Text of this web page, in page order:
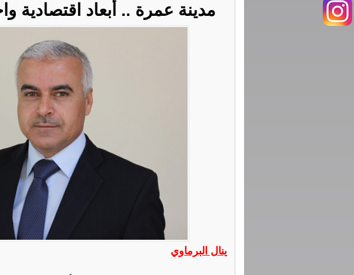
مدينة عمرة .. أبعاد اقتصادية
ينال البرماوي